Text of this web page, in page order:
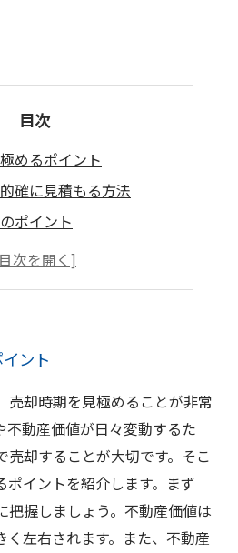
目次
めるポイント
確に見積もる方法
ポイント
費用などの諸費用に注意
ント
売却時期を見極めることが非常
不動産価値が日々変動するた
売却することが大切です。そこ
ポイントを紹介します。まず
把握しましょう。不動産価値は
く左右されます。また、不動産